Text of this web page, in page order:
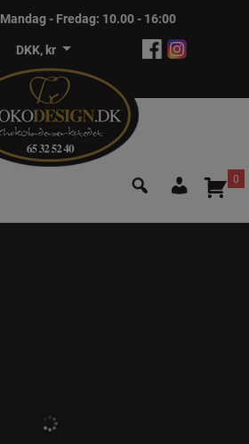
Mandag - Fredag: 10.00 - 16:00
DKK, kr
Søg
0